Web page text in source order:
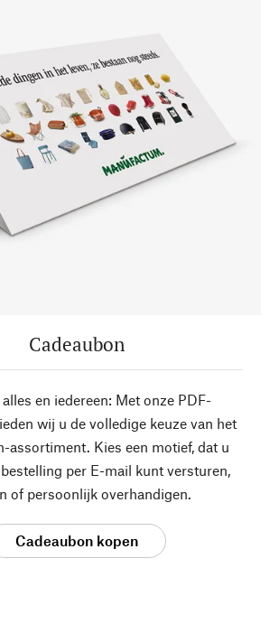
Cadeaubon
en iedereen: Met onze PDF-
wij u de volledige keuze van het
assortiment. Kies een motief, dat u
per E-mail kunt versturen,
of persoonlijk overhandigen.
Cadeaubon kopen